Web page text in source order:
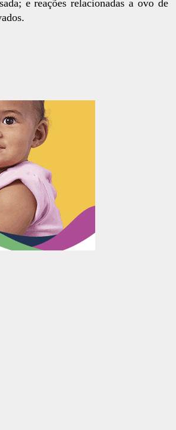
e reações relacionadas a ovo de